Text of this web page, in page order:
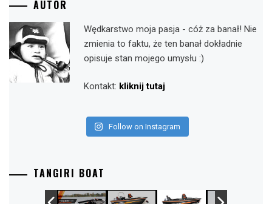
AUTOR
Wędkarstwo moja pasja - cóż za banał! Nie
zmienia to faktu, że ten banał dokładnie
opisuje stan mojego umysłu :)
Kontakt: kliknij tutaj
Follow on Instagram
TANGIRI BOAT